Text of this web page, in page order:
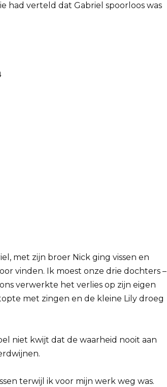
had verteld dat Gabriel spoorloos was
met zijn broer Nick ging vissen en
vinden. Ik moest onze drie dochters –
verwerkte het verlies op zijn eigen
met zingen en de kleine Lily droeg
niet kwijt dat de waarheid nooit aan
terwijl ik voor mijn werk weg was.